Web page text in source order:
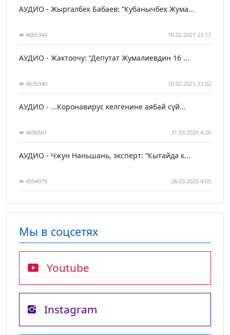
АУДИО - Жыргалбек Бабаев: “Кубанычбек Жума...
4665344 10.02.2021 23:17
АУДИО - Жактоочу: “Депутат Жумалиевдин 16 ...
4635340 10.02.2021 23:02
АУДИО - ...Коронавирус келгенине аябай сүй...
4690501 31.03.2020 4:20
АУДИО - Чжун Наньшань, эксперт: “Кытайда к...
4594979 28.03.2020 4:05
Мы в соцсетях
Youtube
Instagram